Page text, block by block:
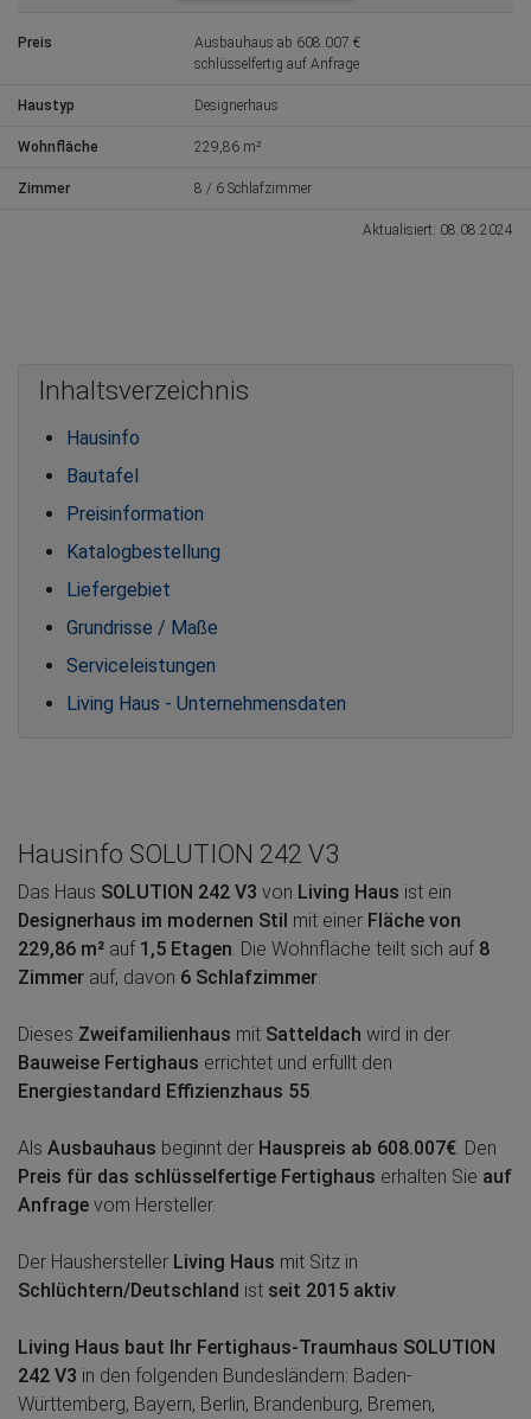
Preis
Ausbauhaus ab 608.007 €
schlüsselfertig auf Anfrage
Haustyp Designerhaus
Wohnfläche 229,86 m²
Zimmer 8 / 6 Schlafzimmer
Aktualisiert: 08.08.2024
Inhaltsverzeichnis
Hausinfo
Bautafel
Preisinformation
Katalogbestellung
Liefergebiet
Grundrisse / Maße
Serviceleistungen
Living Haus - Unternehmensdaten
Hausinfo SOLUTION 242 V3
Das Haus SOLUTION 242 V3 von Living Haus ist ein
Designerhaus im modernen Stil mit einer Fläche von
229,86 m² auf 1,5 Etagen . Die Wohnfläche teilt sich auf 8
Zimmer auf, davon 6 Schlafzimmer
Dieses Zweifamilienhaus mit Satteldach wird in der
Bauweise Fertighaus errichtet und erfüllt den
Energiestandard Effizienzhaus 55
Als Ausbauhaus beginnt der Hauspreis ab 608.007€ . Den
Preis für das schlüsselfertige Fertighaus erhalten Sie auf
Anfrage vom Hersteller.
Der Haushersteller Living Haus mit Sitz in
Schlüchtern/Deutschland ist seit 2015 aktiv
Living Haus baut Ihr Fertighaus-Traumhaus SOLUTION
242 V3 in den folgenden Bundesländern: Baden-
Württemberg, Bayern, Berlin, Brandenburg, Bremen,